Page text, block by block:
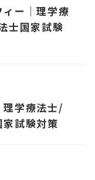
ー｜理学療
士国家試験
理学療法士/
試験対策